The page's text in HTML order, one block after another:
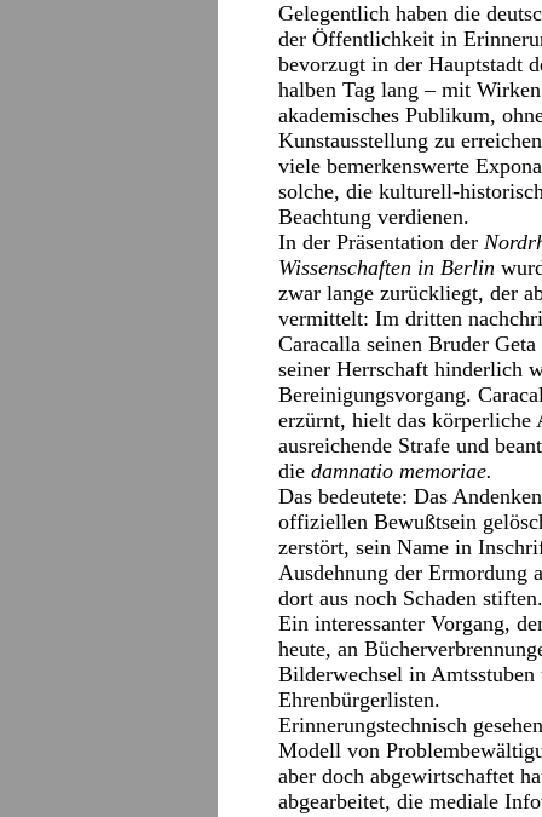
Gelegentlich haben die
der Öffentlichkeit in
bevorzugt in der Hauptstadt
halben Tag lang – mit
akademisches Publikum,
Kunstausstellung zu
viele bemerkenswerte
solche, die kulturell-
Beachtung verdienen.
In der Präsentation der
Wissenschaften in Berlin
zwar lange zurückliegt, der
vermittelt: Im dritten
Caracalla seinen Bruder
seiner Herrschaft hinderlich
Bereinigungsvorgang.
erzürnt, hielt das körperliche
ausreichende Strafe und
die damnatio memoriae.
Das bedeutete: Das
offiziellen Bewußtsein
zerstört, sein Name in
Ausdehnung der Ermordung
dort aus noch Schaden
Ein interessanter Vorgang,
heute, an
Bilderwechsel in
Ehrenbürgerlisten.
Erinnerungstechnisch
Modell von
aber doch abgewirtschaftet
abgearbeitet, die mediale